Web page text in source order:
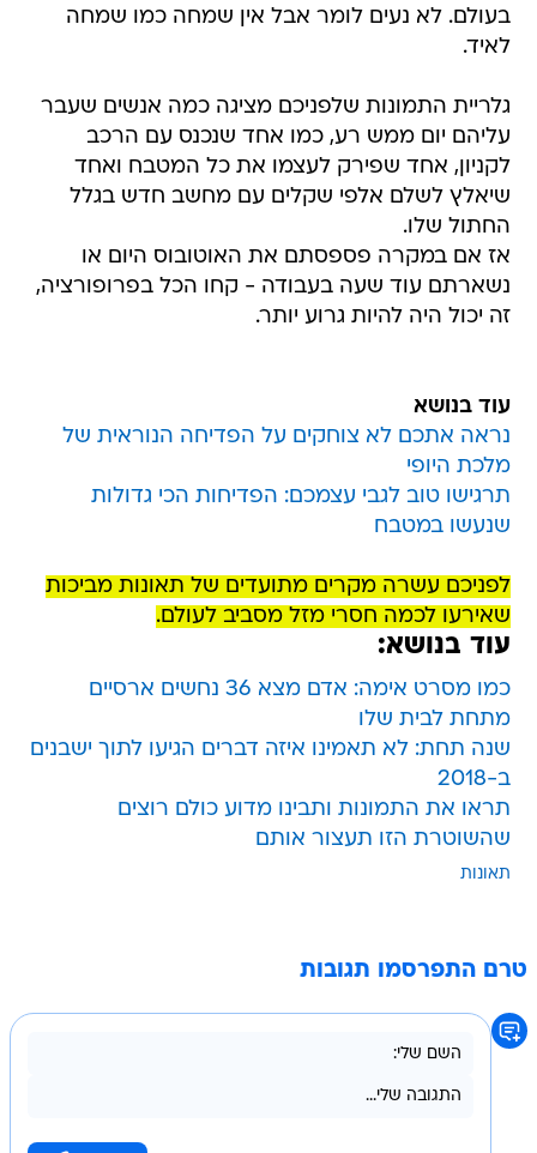
בעולם. לא נעים לומר אבל אין שמחה כמו שמחה
לאיד.
גלריית התמונות שלפניכם מציגה כמה אנשים שעבר
עליהם יום ממש רע, כמו אחד שנכנס עם הרכב
לקניון, אחד שפירק לעצמו את כל המטבח ואחד
שיאלץ לשלם אלפי שקלים עם מחשב חדש בגלל
החתול שלו.
אז אם במקרה פספסתם את האוטובוס היום או
נשארתם עוד שעה בעבודה - קחו הכל בפרופורציה,
זה יכול היה להיות גרוע יותר.
עוד בנושא
נראה אתכם לא צוחקים על הפדיחה הנוראית של
מלכת היופי
תרגישו טוב לגבי עצמכם: הפדיחות הכי גדולות
שנעשו במטבח
לפניכם עשרה מקרים מתועדים של תאונות מביכות
שאירעו לכמה חסרי מזל מסביב לעולם.
עוד בנושא:
כמו מסרט אימה: אדם מצא 36 נחשים ארסיים
מתחת לבית שלו
שנה תחת: לא תאמינו איזה דברים הגיעו לתוך ישבנים
ב-2018
תראו את התמונות ותבינו מדוע כולם רוצים
שהשוטרת הזו תעצור אותם
תאונות
טרם התפרסמו תגובות